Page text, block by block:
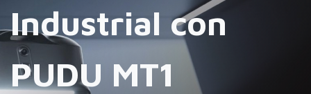
Industrial con
PUDU MT1